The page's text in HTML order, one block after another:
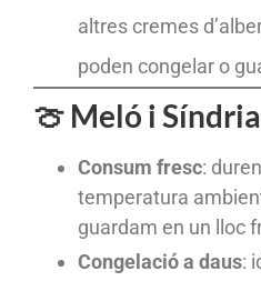
altres cremes
poden congelar o
🍈 Meló i Síndria
Consum fresc:
temperatura
guardam en un lloc
Congelació a daus: